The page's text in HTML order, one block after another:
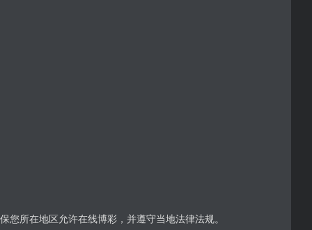
所在地区允许在线博彩，并遵守当地法律法规。